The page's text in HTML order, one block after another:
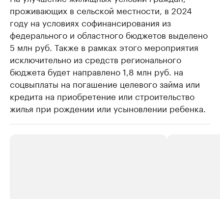
проживающих в сельской местности, в 2024
году на условиях софинансирования из
федерального и областного бюджетов выделено
5 млн руб. Также в рамках этого мероприятия
исключительно из средств регионального
бюджета будет направлено 1,8 млн руб. на
соцвыплаты на погашение целевого займа или
кредита на приобретение или строительство
жилья при рождении или усыновлении ребенка.